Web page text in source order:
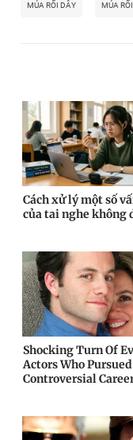
MÚA RỐI DÂY MÚA RỐI